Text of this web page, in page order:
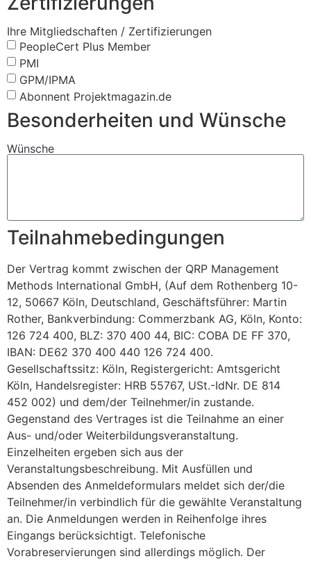
Ihre Mitgliedschaften / Zertifizierungen
PeopleCert Plus Member
PMI
GPM/IPMA
Abonnent Projektmagazin.de
Besonderheiten und Wünsche
Wünsche
Teilnahmebedingungen
Der Vertrag kommt zwischen der QRP Management
Methods International GmbH, (Auf dem Rothenberg 10-
12, 50667 Köln, Deutschland, Geschäftsführer: Martin
Rother, Bankverbindung: Commerzbank AG, Köln, Konto:
126 724 400, BLZ: 370 400 44, BIC: COBA DE FF 370,
IBAN: DE62 370 400 440 126 724 400.
Gesellschaftssitz: Köln, Registergericht: Amtsgericht
Köln, Handelsregister: HRB 55767, USt.-IdNr. DE 814
452 002) und dem/der Teilnehmer/in zustande.
Gegenstand des Vertrages ist die Teilnahme an einer
Aus- und/oder Weiterbildungsveranstaltung.
Einzelheiten ergeben sich aus der
Veranstaltungsbeschreibung. Mit Ausfüllen und
Absenden des Anmeldeformulars meldet sich der/die
Teilnehmer/in verbindlich für die gewählte Veranstaltung
an. Die Anmeldungen werden in Reihenfolge ihres
Eingangs berücksichtigt. Telefonische
Vorabreservierungen sind allerdings möglich. Der